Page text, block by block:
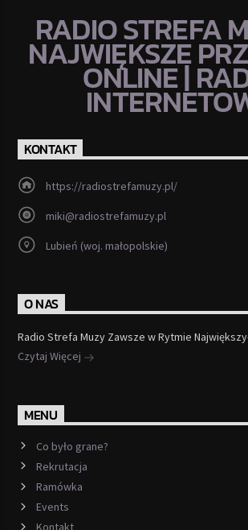
RADIO STREFA
NAJWIĘKSZE
ONLINE |
KONTAKT
https://radiostrefamuzy.pl/
miki@radiostrefamuzy.pl
Lubień (woj. małopolskie)
O NAS
Radio Strefa Muzy Zawsze w Rytmie
Czytaj Więcej
MENU
Co było grane?
Rekrutacja
Ramówka
Events
Kontakt